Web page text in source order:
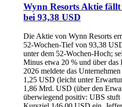
Wynn Resorts Aktie fällt
bei 93,38 USD
Die Aktie von Wynn Resorts
52‑Wochen‑Tief von 93,38
unter dem 52‑Wochen‑Hoch;
Minus etwa 20 % und über das
2026 meldete das
1,25 USD (leicht unter
1,86 Mrd. USD (über den
überwiegend positiv: UBS